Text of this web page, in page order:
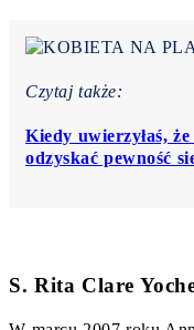
Czytaj także:
Kiedy uwierzyłaś,
odzyskać pewność
S. Rita Clare